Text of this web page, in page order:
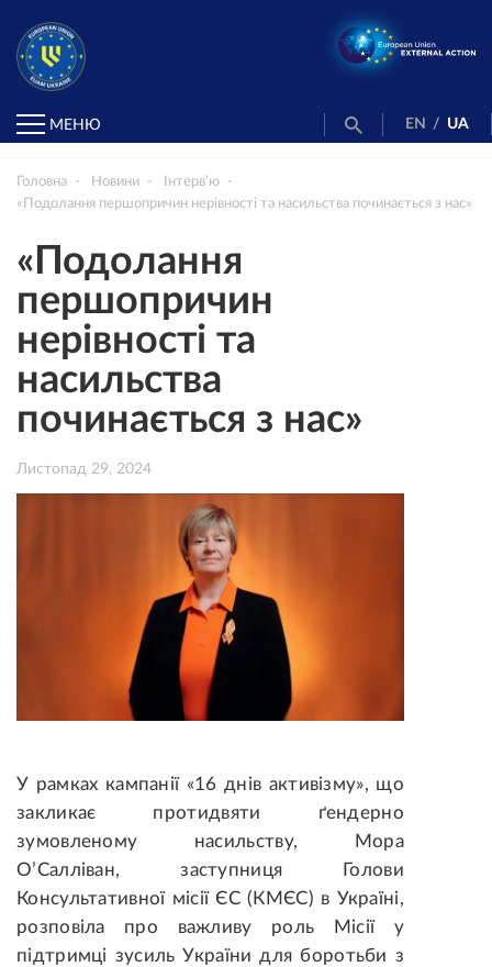
МЕНЮ EN / UA
Головна Новини
Інтерв’ю
«Подолання першопричин нерівності та насильства починається з нас»
«Подолання
першопричин
нерівності та
насильства
починається з нас»
Листопад 29, 2024
У рамках кампанії «16 днів активізму», що
закликає протидвяти ґендерно
зумовленому насильству, Мора
О’Салліван, заступниця Голови
Консультативної місії ЄС (КМЄС) в Україні,
розповіла про важливу роль Місії у
підтримці зусиль України для боротьби з